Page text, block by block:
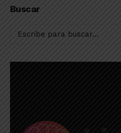
sin campeón
Buscar